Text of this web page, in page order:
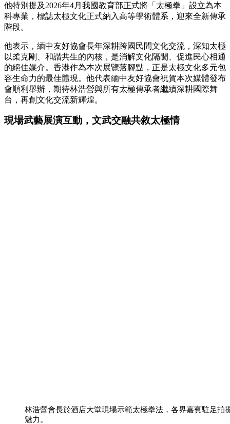
他特別提及2026年4月我國教育部正式將「太極拳」設立為本
科專業，標誌太極文化正式納入高等學術體系，迎來全新傳承
階段。
他表示，緬中友好協會長年深耕跨國民間文化交流，深知太極
以柔克剛、和諧共生的內核，是消解文化隔閡、促進民心相通
的絕佳媒介。香港作為本次展覽落腳點，正是太極文化多元包
容生命力的最佳體現。他代表緬中友好協會祝賀本次媒體發布
會順利舉辦，期待林浩營與所有太極傳承者繼續深耕國際舞
台，再創文化交流新輝煌。
現場武藝展演互動，文武交融共敘太極情
林浩營會長於酒店大堂現場示範太極拳法，各界嘉賓駐足拍
魅力。